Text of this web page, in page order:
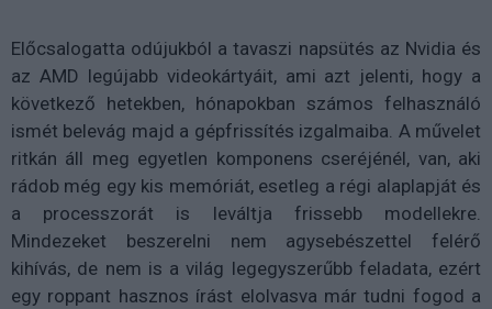
Előcsalogatta odújukból a tavaszi napsütés az Nvidia és
az AMD legújabb videokártyáit, ami azt jelenti, hogy a
következő hetekben, hónapokban számos felhasználó
ismét belevág majd a gépfrissítés izgalmaiba. A művelet
ritkán áll meg egyetlen komponens cseréjénél, van, aki
rádob még egy kis memóriát, esetleg a régi alaplapját és
a processzorát is leváltja frissebb modellekre.
Mindezeket beszerelni nem agysebészettel felérő
kihívás, de nem is a világ legegyszerűbb feladata, ezért
egy roppant hasznos írást elolvasva már tudni fogod a